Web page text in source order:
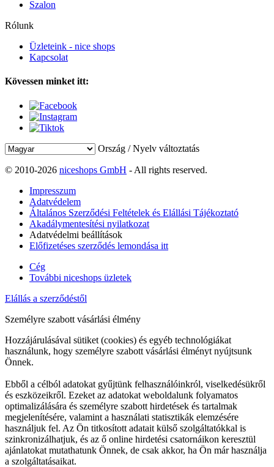
Szalon
Rólunk
Üzleteink - nice shops
Kapcsolat
Kövessen minket itt:
Ország / Nyelv változtatás
© 2010-2026 niceshops GmbH - All rights reserved.
Impresszum
Adatvédelem
Általános Szerződési Feltételek és Elállási Tájékoztató
Akadálymentesítési nyilatkozat
Adatvédelmi beállítások
Előfizetéses szerződés lemondása itt
Cég
További niceshops üzletek
Elállás a szerződéstől
Személyre szabott vásárlási élmény
Hozzájárulásával sütiket (cookies) és egyéb technológiákat
használunk, hogy személyre szabott vásárlási élményt nyújtsunk
Önnek.
Ebből a célból adatokat gyűjtünk felhasználóinkról, viselkedésükről
és eszközeikről. Ezeket az adatokat weboldalunk folyamatos
optimalizálására és személyre szabott hirdetések és tartalmak
megjelenítésére, valamint a használati statisztikák elemzésére
használjuk fel. Az Ön titkosított adatait külső szolgáltatókkal is
szinkronizálhatjuk, és az ő online hirdetési csatornáikon keresztül
ajánlatokat mutathatunk Önnek, de csak akkor, ha Ön már használja
a szolgáltatásaikat.